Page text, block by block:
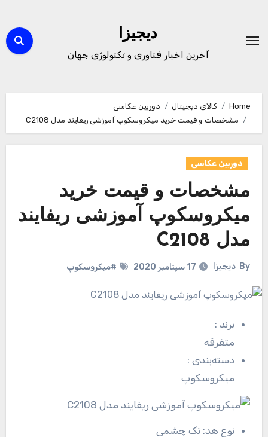
content
دیجیزا
آخرین اخبار فناوری و تکنولوژی جهان
Home کالای دیجیتال
دوربین عکاسی
مشخصات و قیمت خرید میکروسکوپ آموزشی ریفایند مدل C2108
دوربین عکاسی
مشخصات و قیمت خرید
میکروسکوپ آموزشی ریفایند
مدل C2108
By دیجیزا 17 سپتامبر 2020 #میکروسکوپ
برند:
متفرقه
دسته‌بندی:
میکروسکوپ
نوع هد: تک چشمی